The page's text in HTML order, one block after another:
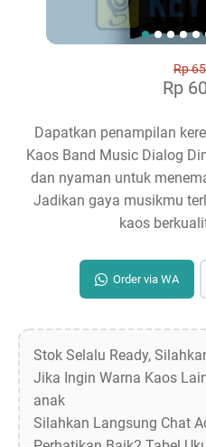
Rp
Rp
Dapatkan penampilan
Kaos Band Music Dialog
dan nyaman untuk
Jadikan gaya musikmu
kaos
Order via WA
Stok Selalu Ready,
Jika Ingin Warna Kaos
anak
Silahkan Langsung Chat